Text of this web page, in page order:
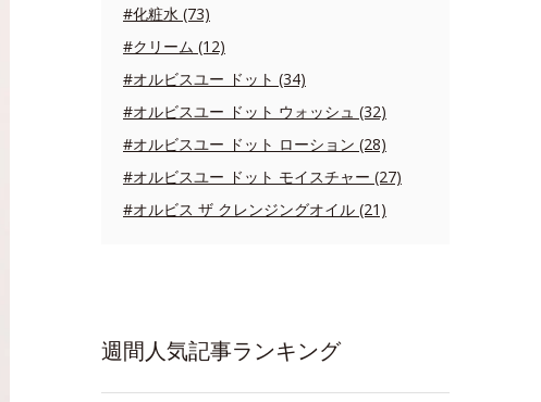
#化粧水 (73)
#クリーム (12)
#オルビスユー ドット (34)
#オルビスユー ドット ウォッシュ (32)
#オルビスユー ドット ローション (28)
#オルビスユー ドット モイスチャー (27)
#オルビス ザ クレンジングオイル (21)
週間人気記事ランキング